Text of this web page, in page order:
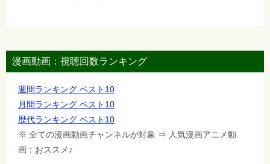
漫画動画：視聴回数ランキング
週間ランキング ベスト10
月間ランキング ベスト10
歴代ランキング ベスト10
※ 全ての漫画動画チャンネルが対象 ⇒ 人気漫画アニメ動
画：おススメ♪